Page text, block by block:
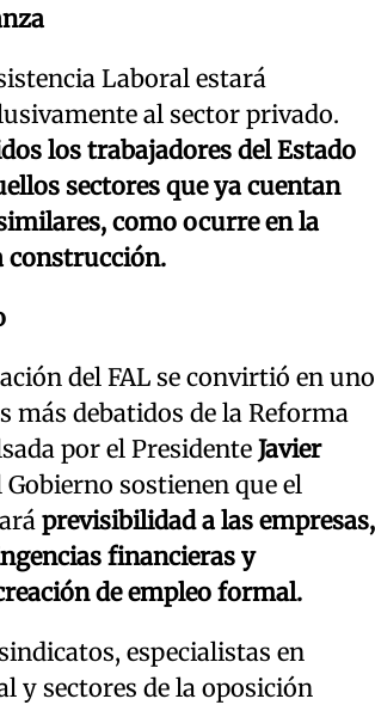
Laboral estará
al sector privado.
los trabajadores del Estado
sectores que ya cuentan
como ocurre en la
construcción.
del FAL se convirtió en uno
más debatidos de la Reforma
por el Presidente Javier
Gobierno sostienen que el
previsibilidad a las empresas,
financieras y
de empleo formal.
especialistas en
y sectores de la oposición